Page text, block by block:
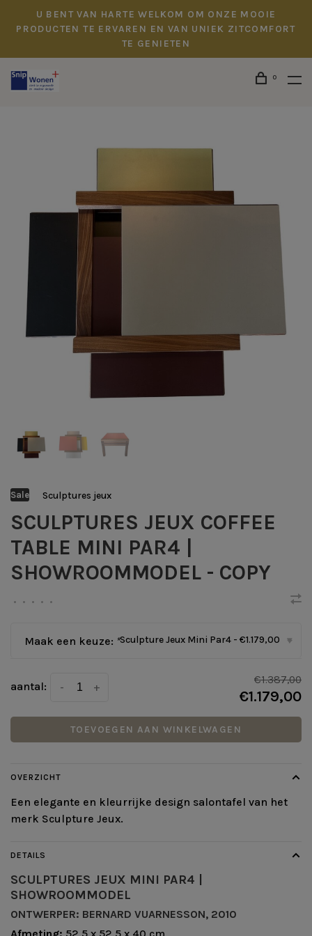
U BENT VAN HARTE WELKOM OM ONZE MOOIE
PRODUCTEN TE ERVAREN EN VAN UNIEK ZITCOMFORT
TE GENIETEN
0
Sale Sculptures jeux
SCULPTURES JEUX COFFEE
TABLE MINI PAR4 |
SHOWROOMMODEL - COPY
• • • • •
Maak een keuze: *Sculpture Jeux Mini Par4 - €1.179,00 ▾
aantal: +
-
€1.387,00
€1.179,00
TOEVOEGEN AAN WINKELWAGEN
OVERZICHT
Een elegante en kleurrijke design salontafel van het
merk Sculpture Jeux.
DETAILS
SCULPTURES JEUX MINI PAR4 |
SHOWROOMMODEL
ONTWERPER: BERNARD VUARNESSON, 2010